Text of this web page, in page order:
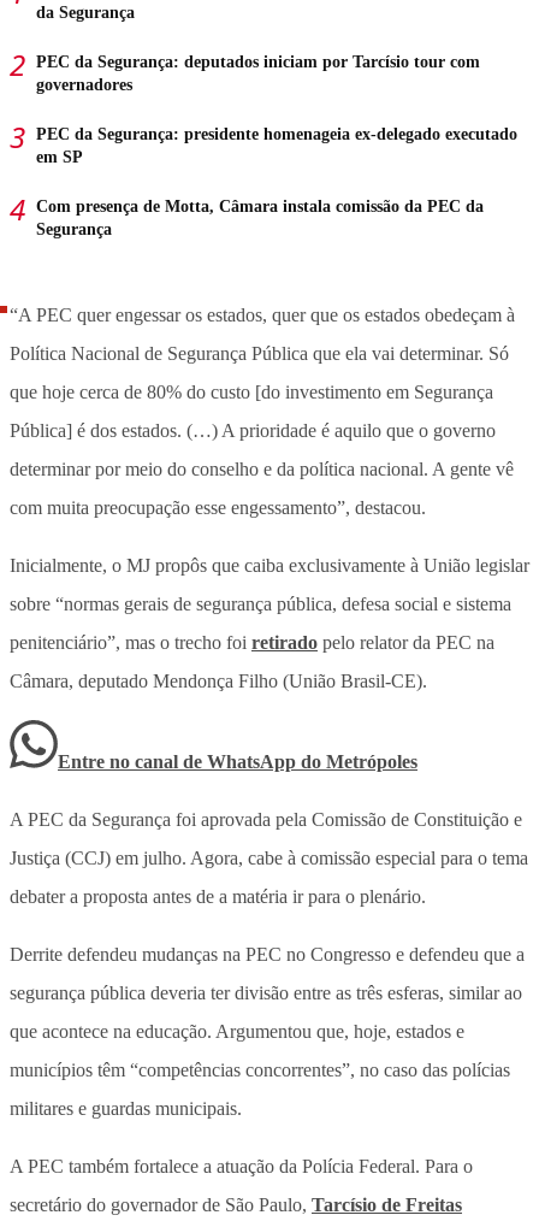
da Segurança
PEC da Segurança: deputados iniciam por Tarcísio tour com
governadores
PEC da Segurança: presidente homenageia ex-delegado executado
em SP
Com presença de Motta, Câmara instala comissão da PEC da
Segurança
“A PEC quer engessar os estados, quer que os estados obedeçam à
Política Nacional de Segurança Pública que ela vai determinar. Só
que hoje cerca de 80% do custo [do investimento em Segurança
Pública] é dos estados. (…) A prioridade é aquilo que o governo
determinar por meio do conselho e da política nacional. A gente vê
com muita preocupação esse engessamento”, destacou.
Inicialmente, o MJ propôs que caiba exclusivamente à União legislar
sobre “normas gerais de segurança pública, defesa social e sistema
penitenciário”, mas o trecho foi retirado pelo relator da PEC na
Câmara, deputado Mendonça Filho (União Brasil-CE).
Entre no canal de WhatsApp do Metrópoles
A PEC da Segurança foi aprovada pela Comissão de Constituição e
Justiça (CCJ) em julho. Agora, cabe à comissão especial para o tema
debater a proposta antes de a matéria ir para o plenário.
Derrite defendeu mudanças na PEC no Congresso e defendeu que a
segurança pública deveria ter divisão entre as três esferas, similar ao
que acontece na educação. Argumentou que, hoje, estados e
municípios têm “competências concorrentes”, no caso das polícias
militares e guardas municipais.
A PEC também fortalece a atuação da Polícia Federal. Para o
secretário do governador de São Paulo, Tarcísio de Freitas